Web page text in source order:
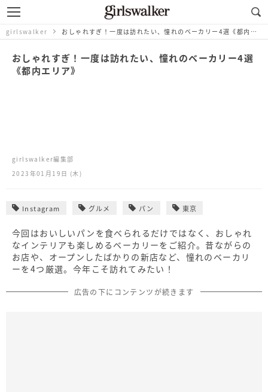
girlswalker おしゃれすぎ！一度は訪れたい、憧れのベーカリー4選《都内エリア》
おしゃれすぎ！一度は訪れたい、憧れのベーカリー4選
《都内エリア》
girlswalker編集部
2023年01月19日 (木)
Instagram グルメ パン 東京
今回はおいしいパンを食べられるだけではなく、おしゃれ
なインテリアも楽しめるベーカリーをご紹介。昔ながらの
お店や、オープンしたばかりの新店など、憧れのベーカリ
ーを4つ厳選。今年こそ訪れてみたい！
広告の下にコンテンツが続きます